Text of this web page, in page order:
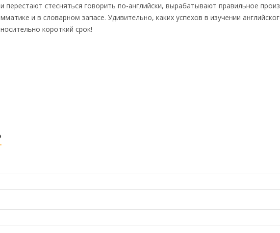
перестают стесняться говорить по-английски, вырабатывают правильное
и в словарном запасе. Удивительно, каких успехов в изучении
короткий срок!